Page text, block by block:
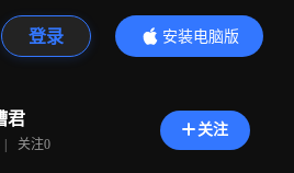
登录
安装电脑版
内容更精彩
君
| 关注0
关注